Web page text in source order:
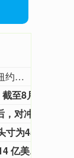
截至当天收盘，纽约商品交易所9月交货的轻质原油期货价格上涨89美分，收于每桶78.18美元，涨幅为1.15%；10月交货的伦敦布伦特原油期货价格上涨1.06美元，收于每桶83.55美元，涨幅为1.29%。（新华社）
美国国防部向西拉纳米技术公司签署 14 亿美元附条件贷款协议。